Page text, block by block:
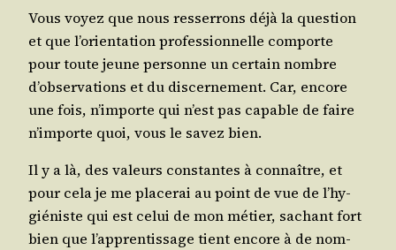
Vous voyez que nous res­ser­rons déjà la ques­tion
et que l’o­rien­ta­tion pro­fes­sion­nelle com­porte
pour toute jeune per­sonne un cer­tain nombre
d’ob­ser­va­tions et du dis­cer­ne­ment. Car, encore
une fois, n’im­porte qui n’est pas capable de faire
n’im­porte quoi, vous le savez bien.
Il y a là, des valeurs constantes à connaître, et
pour cela je me pla­ce­rai au point de vue de l’hy­
gié­niste qui est celui de mon métier, sachant fort
bien que l’ap­pren­tis­sage tient encore à de nom­